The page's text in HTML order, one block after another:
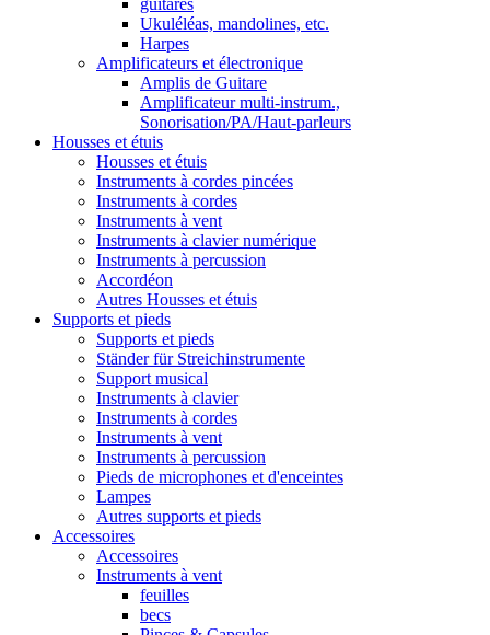
guitares
Ukuléléas, mandolines, etc.
Harpes
Amplificateurs et électronique
Amplis de Guitare
Amplificateur multi-instrum.,
Sonorisation/PA/Haut-parleurs
Housses et étuis
Housses et étuis
Instruments à cordes pincées
Instruments à cordes
Instruments à vent
Instruments à clavier numérique
Instruments à percussion
Accordéon
Autres Housses et étuis
Supports et pieds
Supports et pieds
Ständer für Streichinstrumente
Support musical
Instruments à clavier
Instruments à cordes
Instruments à vent
Instruments à percussion
Pieds de microphones et d'enceintes
Lampes
Autres supports et pieds
Accessoires
Accessoires
Instruments à vent
feuilles
becs